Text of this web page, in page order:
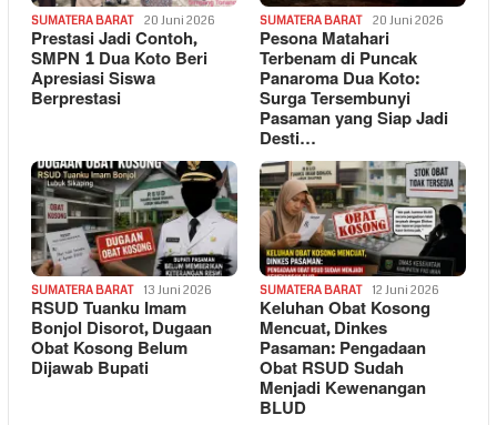
SUMATERA BARAT 20 Juni 2026
Prestasi Jadi Contoh,
SMPN 1 Dua Koto Beri
Apresiasi Siswa
Berprestasi
SUMATERA BARAT 20 Juni 2026
Pesona Matahari
Terbenam di Puncak
Panaroma Dua Koto:
Surga Tersembunyi
Pasaman yang Siap Jadi
Desti…
SUMATERA BARAT 13 Juni 2026
RSUD Tuanku Imam
Bonjol Disorot, Dugaan
Obat Kosong Belum
Dijawab Bupati
SUMATERA BARAT 12 Juni 2026
Keluhan Obat Kosong
Mencuat, Dinkes
Pasaman: Pengadaan
Obat RSUD Sudah
Menjadi Kewenangan
BLUD